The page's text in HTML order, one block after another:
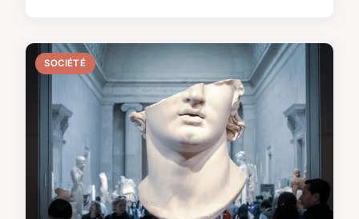
SOCIÉTÉ